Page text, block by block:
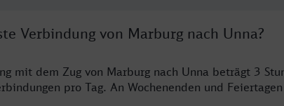
Verbindung von Marburg nach Unna?
mit dem Zug von Marburg nach Unna beträgt 3
pro Tag. An Wochenenden und